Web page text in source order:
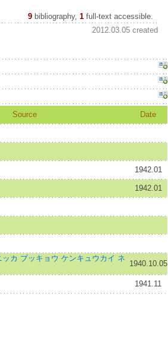
9 bibliography, 1full-text accessible.
2012.03.05 created
Source Date
1942.01
1942.01
ッカ ブッキョウ ケンキュウカイ ネ
1940.10.05
1941.11